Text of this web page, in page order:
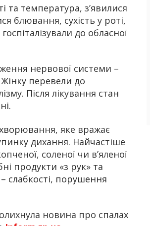
та температура, з’явилися
блювання, сухість у роті,
до обласної
нервової системи –
перевели до
Після лікування стан
яке вражає
дихання. Найчастіше
соленої чи в’яленої
продукти «з рук» та
слабкості, порушення
новина про спалах